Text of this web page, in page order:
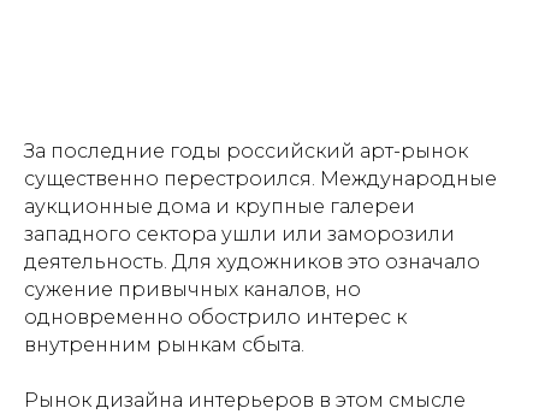
За последние годы российский арт-рынок
существенно перестроился. Международные
аукционные дома и крупные галереи
западного сектора ушли или заморозили
деятельность. Для художников это означало
сужение привычных каналов, но
одновременно обострило интерес к
внутренним рынкам сбыта.
Рынок дизайна интерьеров в этом смысле